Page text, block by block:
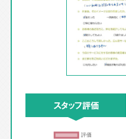
スタッフ評価